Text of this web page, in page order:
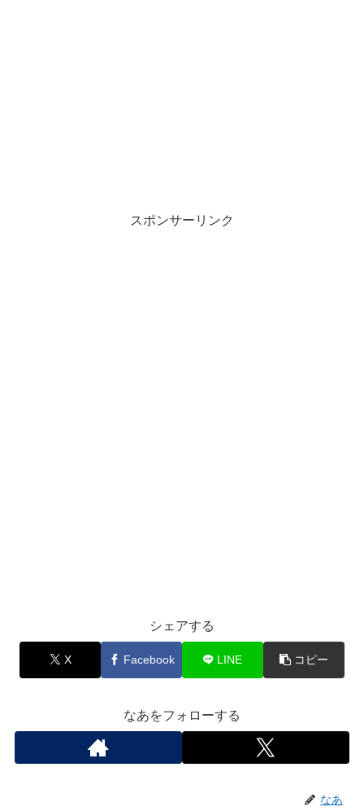
スポンサーリンク
シェアする
X Facebook LINE コピー
なあをフォローする
なあ